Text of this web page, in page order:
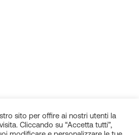
sito per offire ai nostri utenti la
Cliccando su “Accetta tutti”,